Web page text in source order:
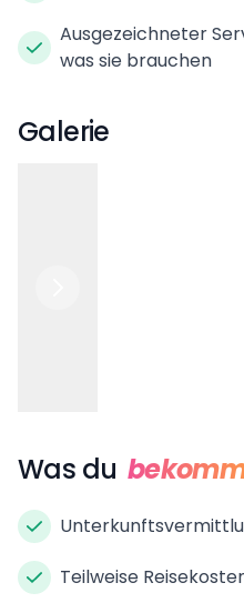
Ausgezeichneter
was sie brauchen
Galerie
Was du
Teilweise